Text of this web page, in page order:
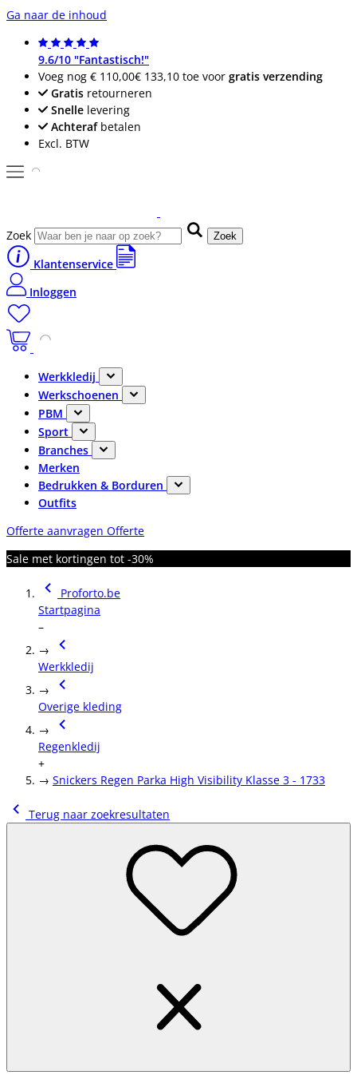
Ga naar de inhoud
9.6/10 "Fantastisch!"
Voeg nog € 110,00€ 133,10 toe voor gratis verzending
Gratis retourneren
Snelle levering
Achterafbetalen
Excl. BTW
Zoek Zoek
Klantenservice
Inloggen
Werkkledij
Werkschoenen
PBM
Sport
Branches
Merken
Bedrukken & Borduren
Outfits
Offerte aanvragen Offerte
Sale met kortingen tot -30%
Proforto.be
Startpagina
–
→
Werkkledij
→
Overige kleding
→
Regenkledij
+
→ Snickers Regen Parka High Visibility Klasse 3 - 1733
Terug naar zoekresultaten